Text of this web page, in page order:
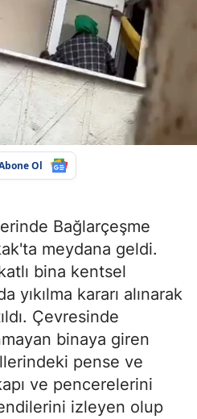
Ol
Bağlarçeşme
meydana geldi.
bina kentsel
yıkılma kararı alınarak
Çevresinde
binaya giren
pense ve
ve pencerelerini
izleyen olup